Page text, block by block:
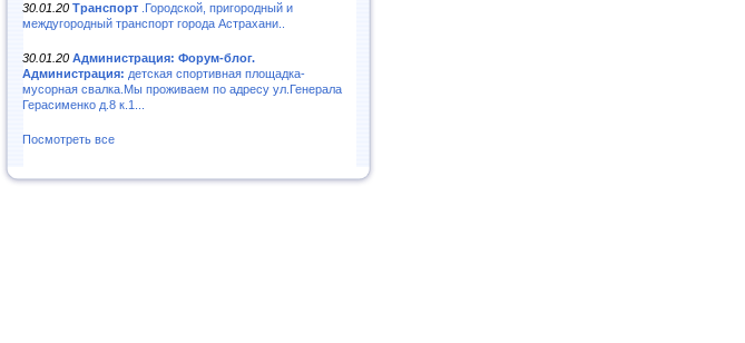
30.01.20 Транспорт .Городской, пригородный и
междугородный транспорт города Астрахани..
30.01.20 Администрация: Форум-блог.
Администрация: детская спортивная площадка-
мусорная свалка.Мы проживаем по адресу ул.Генерала
Герасименко д.8 к.1...
Посмотреть все